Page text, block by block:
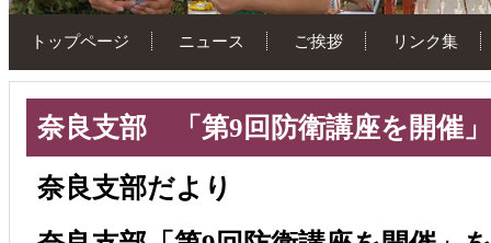
トップページ ニュース ご挨拶 リンク集
奈良支部 「第9回防衛講座を開催
奈良支部だより